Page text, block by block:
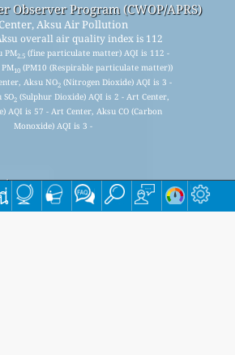
Observer Program (CWOP/APRS)
Aksu Air Pollution
overall air quality index is 112
PM2.5(fine particulate matter) AQI is 112 -
10(PM10 (Respirable particulate matter))
Aksu NO2(Nitrogen Dioxide) AQI is 3 -
SO2 (Sulphur Dioxide) AQI is 2 - Art Center,
AQI is 57 - Art Center, Aksu CO (Carbon
Monoxide) AQI is 3 -
ชื่ออีเมลรายเดือนฟรี และรับการแจ้งเตือน
เมื่อมีบทความใหม่